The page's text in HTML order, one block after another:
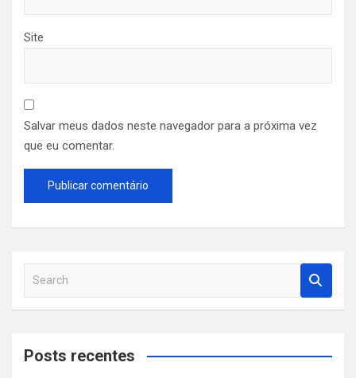
Site
Salvar meus dados neste navegador para a próxima vez
que eu comentar.
a
c
Posts recentes